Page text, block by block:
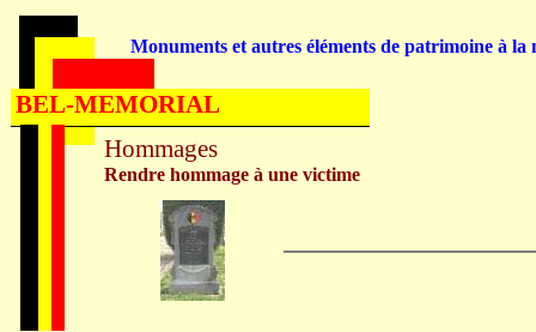
Hommages
Rendre hommage à une victime
Monuments et autres éléments de patrimoine à la
BEL-MEMORIAL